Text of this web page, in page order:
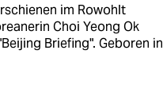
im Rowohlt
Choi Yeong Ok
Briefing". Geboren in